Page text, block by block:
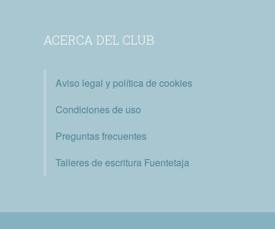
ACERCA DEL CLUB
Aviso legal y política de cookies
Condiciones de uso
Preguntas frecuentes
Talleres de escritura Fuentetaja